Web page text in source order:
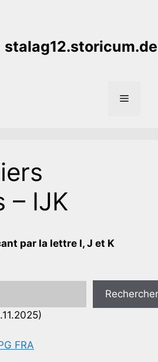
stalag12.storicum.de
Menu
– IJK
par la lettre I, J et K
Rechercher
FRA